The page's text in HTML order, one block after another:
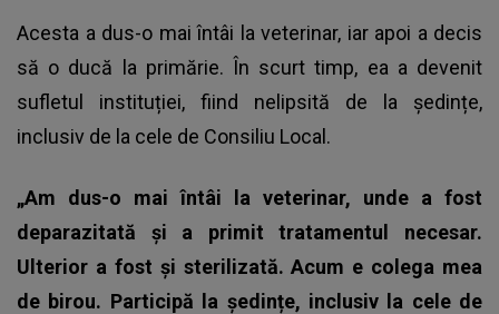
Acesta a dus-o mai întâi la veterinar, iar apoi a decis
să o ducă la primărie. În scurt timp, ea a devenit
sufletul instituției, fiind nelipsită de la ședințe,
inclusiv de la cele de Consiliu Local.
„Am dus-o mai întâi la veterinar, unde a fost
deparazitată și a primit tratamentul necesar.
Ulterior a fost și sterilizată. Acum e colega mea
de birou. Participă la ședințe, inclusiv la cele de